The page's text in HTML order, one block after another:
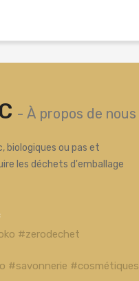
- À propos de nous
biologiques ou pas et
les déchets d'emballage
#zerodechet
#savonnerie #cosmétiques